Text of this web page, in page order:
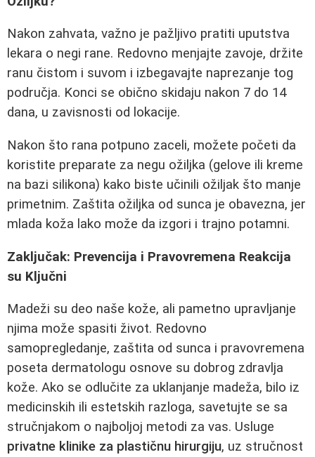
Nakon zahvata, važno je pažljivo pratiti uputstva
lekara o negi rane. Redovno menjajte zavoje, držite
ranu čistom i suvom i izbegavajte naprezanje tog
područja. Konci se obično skidaju nakon 7 do 14
dana, u zavisnosti od lokacije.
Nakon što rana potpuno zaceli, možete početi da
koristite preparate za negu ožiljka (gelove ili kreme
na bazi silikona) kako biste učinili ožiljak što manje
primetnim. Zaštita ožiljka od sunca je obavezna, jer
mlada koža lako može da izgori i trajno potamni.
Zaključak: Prevencija i Pravovremena Reakcija
su Ključni
Madeži su deo naše kože, ali pametno upravljanje
njima može spasiti život. Redovno
samopregledanje, zaštita od sunca i pravovremena
poseta dermatologu osnove su dobrog zdravlja
kože. Ako se odlučite za uklanjanje madeža, bilo iz
medicinskih ili estetskih razloga, savetujte se sa
stručnjakom o najboljoj metodi za vas. Usluge
privatne klinike za plastičnu hirurgiju, uz stručnost